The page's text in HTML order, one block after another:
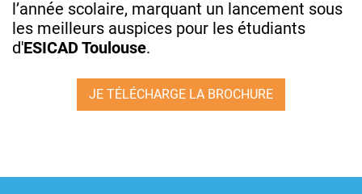
l’année scolaire, marquant un lancement sous
les meilleurs auspices pour les étudiants
d'ESICAD Toulouse.
JE TÉLÉCHARGE LA BROCHURE